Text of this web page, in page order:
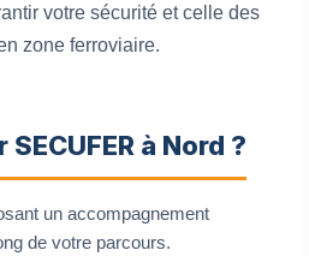
votre sécurité et celle des
zone ferroviaire.
à Nord ?
un accompagnement
de votre parcours.